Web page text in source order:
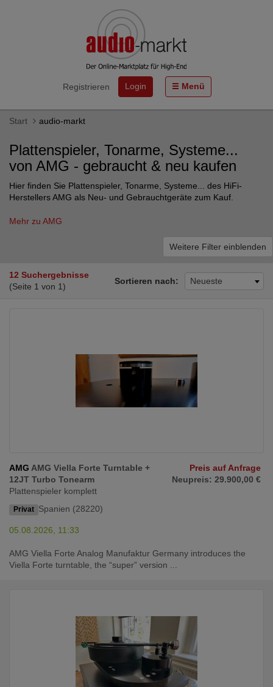
Registrieren Login Menü
Start audio-markt
Plattenspieler, Tonarme, Systeme...
von AMG - gebraucht & neu kaufen
Hier finden Sie Plattenspieler, Tonarme, Systeme... des HiFi-
Herstellers AMG als Neu- und Gebrauchtgeräte zum Kauf.
Mehr zu AMG
Weitere Filter einblenden
12 Suchergebnisse
(Seite 1 von 1)
Sortieren nach: Neueste
AMG AMG Viella Forte Turntable +
12JT Turbo Tonearm
Plattenspieler komplett
Privat Spanien (28220)
Preis auf Anfrage
Neupreis: 29.900,00 €
05.08.2026, 11:33
AMG Viella Forte Analog Manufaktur Germany introduces the
Viella Forte turntable, the “super” version ...